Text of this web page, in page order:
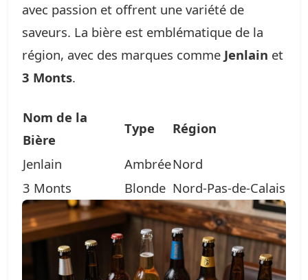
avec passion et offrent une variété de
saveurs. La bière est emblématique de la
région, avec des marques comme Jenlain et
3 Monts.
Nom de la
Bière
Type Région
Jenlain AmbréeNord
3 Monts
Blonde Nord-Pas-de-Calais